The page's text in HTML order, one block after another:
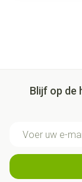
Blijf op de